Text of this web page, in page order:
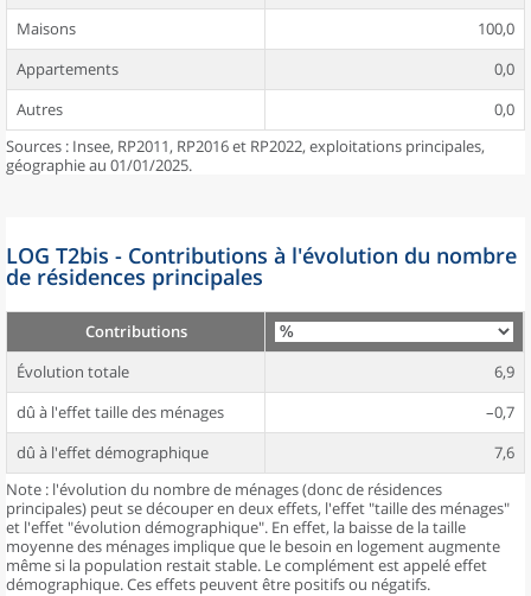
Maisons
100,0
Appartements
0,0
Autres
0,0
Sources : Insee, RP2011, RP2016 et RP2022, exploitations principales,
géographie au 01/01/2025.
LOG T2bis - Contributions à l'évolution du nombre
de résidences principales
Contributions
Évolution totale
6,9
dû à l'effet taille des ménages
–0,7
dû à l'effet démographique
7,6
Note : l'évolution du nombre de ménages (donc de résidences
principales) peut se découper en deux effets, l'effet "taille des ménages"
et l'effet "évolution démographique". En effet, la baisse de la taille
moyenne des ménages implique que le besoin en logement augmente
même si la population restait stable. Le complément est appelé effet
démographique. Ces effets peuvent être positifs ou négatifs.